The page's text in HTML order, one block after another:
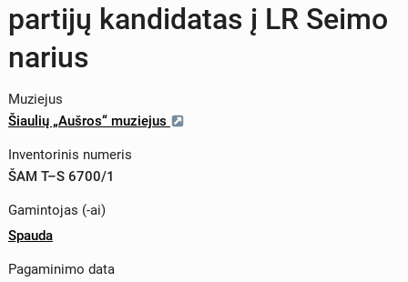
partijų kandidatas į LR Seimo
narius
Muziejus
Šiaulių „Aušros“ muziejus
Inventorinis numeris
ŠAM T–S 6700/1
Gamintojas (-ai)
Spauda
Pagaminimo data